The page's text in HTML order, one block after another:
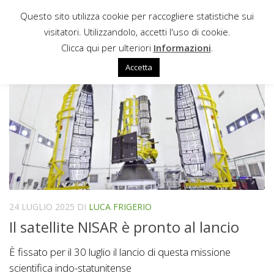
Sotto il contenuto
U R RAO SATELLITE CENTRE
24 LUGLIO 2025 DI LUCA FRIGERIO
Il satellite NISAR è pronto al lancio
È fissato per il 30 luglio il lancio di questa missione
scientifica indo-statunitense
Questo sito utilizza cookie per raccogliere statistiche sui
visitatori. Utilizzandolo, accetti l'uso di cookie.
Clicca qui per ulteriori Informazioni
Accetta